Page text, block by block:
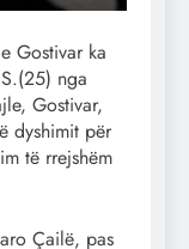
Gostivar ka
nga
Gostivar,
dyshimit për
të rrejshëm
Çailë, pas